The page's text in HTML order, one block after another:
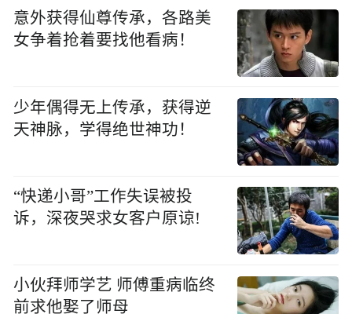
意外获得仙尊传承，各路美
女争着抢着要找他看病！
少年偶得无上传承，获得逆
天神脉，学得绝世神功！
“快递小哥”工作失误被投
诉，深夜哭求女客户原谅!
小伙拜师学艺 师傅重病临终
前求他娶了师母